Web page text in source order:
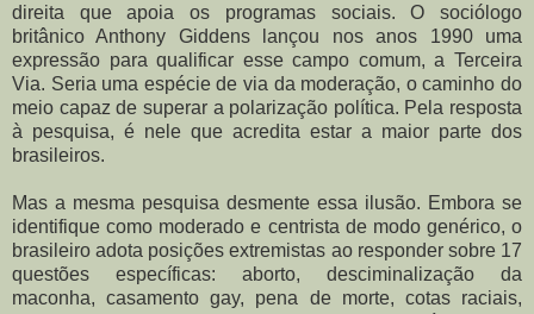
direita que apoia os programas sociais. O sociólogo
britânico Anthony Giddens lançou nos anos 1990 uma
expressão para qualificar esse campo comum, a Terceira
Via. Seria uma espécie de via da moderação, o caminho do
meio capaz de superar a polarização política. Pela resposta
à pesquisa, é nele que acredita estar a maior parte dos
brasileiros.
Mas a mesma pesquisa desmente essa ilusão. Embora se
identifique como moderado e centrista de modo genérico, o
brasileiro adota posições extremistas ao responder sobre 17
questões específicas: aborto, desciminalização da
maconha, casamento gay, pena de morte, cotas raciais,